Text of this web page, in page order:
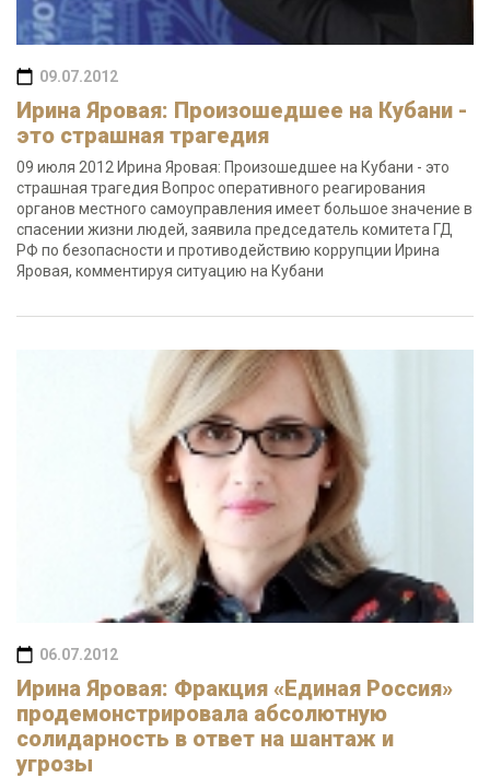
09.07.2012
Ирина Яровая: Произошедшее на Кубани -
это страшная трагедия
09 июля 2012 Ирина Яровая: Произошедшее на Кубани - это
страшная трагедия Вопрос оперативного реагирования
органов местного самоуправления имеет большое значение в
спасении жизни людей, заявила председатель комитета ГД
РФ по безопасности и противодействию коррупции Ирина
Яровая, комментируя ситуацию на Кубани
06.07.2012
Ирина Яровая: Фракция «Единая Россия»
продемонстрировала абсолютную
солидарность в ответ на шантаж и
угрозы